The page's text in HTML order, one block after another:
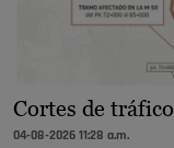
Cortes de
04-08-2026 11:28 a.m.